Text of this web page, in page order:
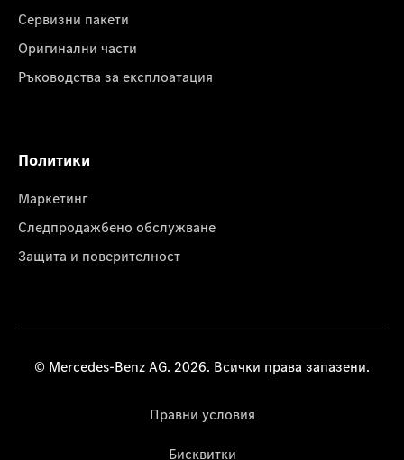
Сервизни пакети
Оригинални части
Ръководства за експлоатация
Политики
Маркетинг
Следпродажбено обслужване
Защита и поверителност
© Mercedes-Benz AG. 2026. Всички права запазени.
Правни условия
Бисквитки